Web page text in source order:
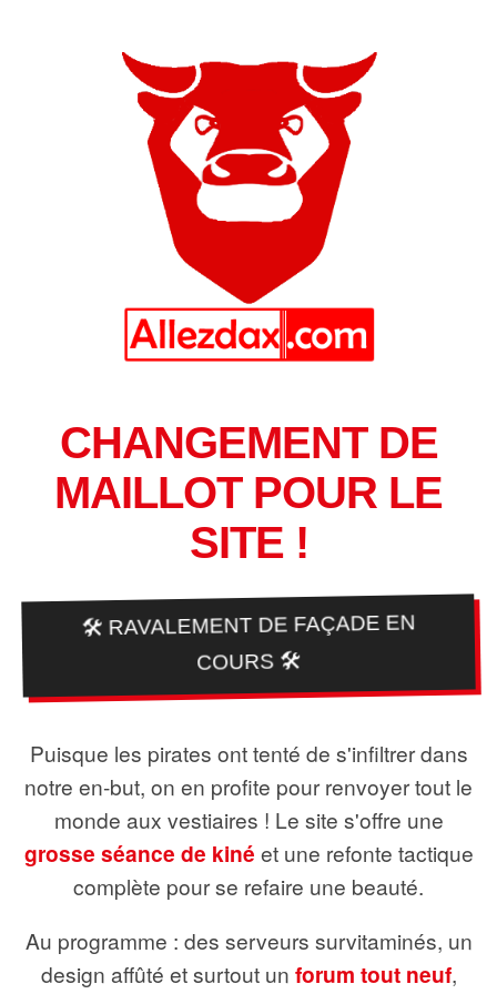
CHANGEMENT DE
MAILLOT POUR LE
SITE !
🛠️ RAVALEMENT DE FAÇADE EN
COURS 🛠️
Puisque les pirates ont tenté de s'infiltrer dans
notre en-but, on en profite pour renvoyer tout le
monde aux vestiaires ! Le site s'offre une
grosse séance de kiné et une refonte tactique
complète pour se refaire une beauté.
Au programme : des serveurs survitaminés, un
design affûté et surtout un forum tout neuf,